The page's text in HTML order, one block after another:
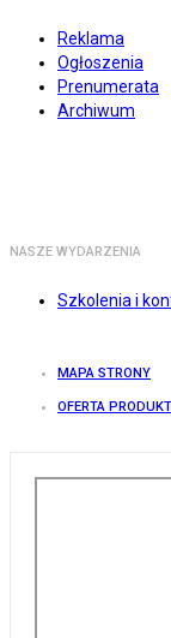
Reklama
Ogłoszenia
Prenumerata
Archiwum
NASZE WYDARZENIA
Szkolenia i
MAPA STRONY
OFERTA